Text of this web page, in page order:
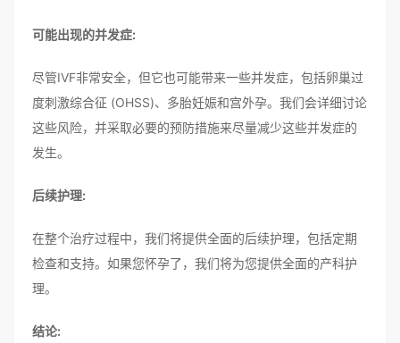
可能出现的并发症:
尽管IVF非常安全，但它也可能带来一些并发症，包括卵巢过
度刺激综合征 (OHSS)、多胎妊娠和宫外孕。我们会详细讨论
这些风险，并采取必要的预防措施来尽量减少这些并发症的
发生。
后续护理:
在整个治疗过程中，我们将提供全面的后续护理，包括定期
检查和支持。如果您怀孕了，我们将为您提供全面的产科护
理。
结论: